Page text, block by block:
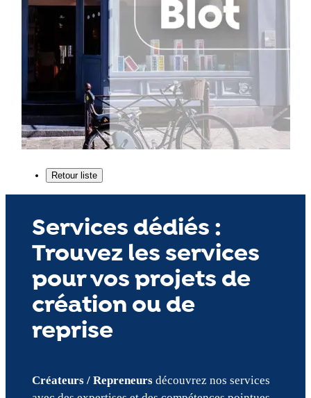
Services dédiés :
Trouvez les services
pour vos projets de
création ou de
reprise
Créateurs / Repreneursdécouvrez nos services